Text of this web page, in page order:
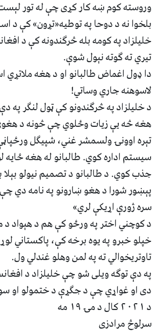
وروسته کوم ښه کار کړی چې له تور
بلخوا نه د دوحا په توطیه«تړون» کې د
خلیلزاد په کومه بله څرګندونه کې د
تیري ته ګوته نېول شوې.
دا ډول اغماض طالبانو او د هغه ملاتړي
لاسوهنه جاري وساتي!
د خلیلزاد په څرګندونو کې ټول لنګر
هغه څه يې زیات وځلوي چې څونه د
تېره اوونۍ ولسمشر غني، شپيګل
سیستم اداره کوي. طالبانو له هغه ځایه
جذب کوي. د طالبانو د تصمیم نیولو بېلا
پېښور شورا د هغو ښارونو په نامه دي
سره ژورې اړیکې لري»
د کوچني اختر په ورځو کې هم د هېواد
خپلو خبرو په یوه برخه کې، پاکستاني
تاوتریخوالي ته په لمن وهلو غندلي ول.
په دې توګه ویلی شو چې خلیلزاد د
دی او غواړي چې د جګړې د ختمولو او
د ۲۰۲۱ کال د مۍ ۱۹ مه
سرلوڅ مرادزی